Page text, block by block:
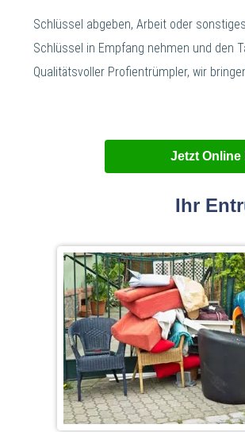
Schlüssel abgeben, Arbeit oder
Schlüssel in Empfang nehmen und den
Qualitätsvoller Profientrümpler, wir
Jetzt Online
Ihr